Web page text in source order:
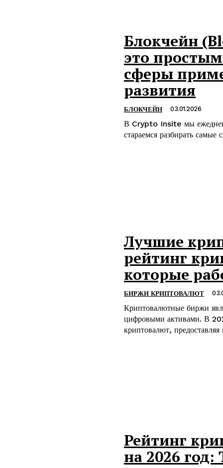
Блокчейн
это
сферы
развития
БЛОКЧЕЙН 03.01.2026
В Crypto Insite мы
стараемся разбирать
Лучшие
рейтинг
которые
БИРЖИ КРИПТОВАЛЮТ
Криптовалютные биржи
цифровыми активами. В
криптовалют, предоставляя
Рейтинг
на 2026